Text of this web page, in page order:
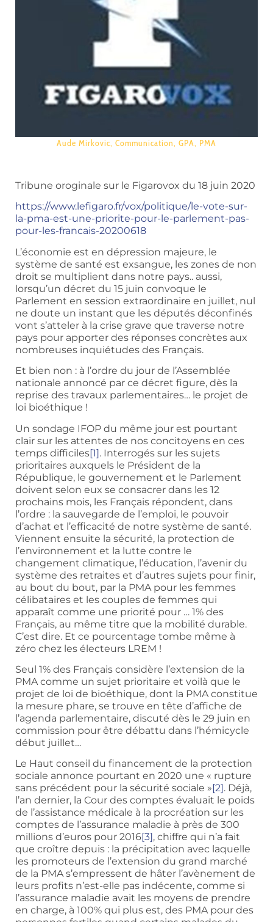
Aude Mirkovic, Communication, GPA, PMA
Tribune oroginale sur le Figarovox du 18 juin 2020
https://www.lefigaro.fr/vox/politique/le-vote-sur-
la-pma-est-une-priorite-pour-le-parlement-pas-
pour-les-francais-20200618
L’économie est en dépression majeure, le
système de santé est exsangue, les zones de non
droit se multiplient dans notre pays.. aussi,
lorsqu’un décret du 15 juin convoque le
Parlement en session extraordinaire en juillet, nul
ne doute un instant que les députés déconfinés
vont s’atteler à la crise grave que traverse notre
pays pour apporter des réponses concrètes aux
nombreuses inquiétudes des Français.
Et bien non : à l’ordre du jour de l’Assemblée
nationale annoncé par ce décret figure, dès la
reprise des travaux parlementaires… le projet de
loi bioéthique !
Un sondage IFOP du même jour est pourtant
clair sur les attentes de nos concitoyens en ces
temps difficiles[1]. Interrogés sur les sujets
prioritaires auxquels le Président de la
République, le gouvernement et le Parlement
doivent selon eux se consacrer dans les 12
prochains mois, les Français répondent, dans
l’ordre : la sauvegarde de l’emploi, le pouvoir
d’achat et l’efficacité de notre système de santé.
Viennent ensuite la sécurité, la protection de
l’environnement et la lutte contre le
changement climatique, l’éducation, l’avenir du
système des retraites et d’autres sujets pour finir,
au bout du bout, par la PMA pour les femmes
célibataires et les couples de femmes qui
apparaît comme une priorité pour … 1% des
Français, au même titre que la mobilité durable.
C’est dire. Et ce pourcentage tombe même à
zéro chez les électeurs LREM !
Seul 1% des Français considère l’extension de la
PMA comme un sujet prioritaire et voilà que le
projet de loi de bioéthique, dont la PMA constitue
la mesure phare, se trouve en tête d’affiche de
l’agenda parlementaire, discuté dès le 29 juin en
commission pour être débattu dans l’hémicycle
début juillet…
Le Haut conseil du financement de la protection
sociale annonce pourtant en 2020 une « rupture
sans précédent pour la sécurité sociale » [2] . Déjà,
l’an dernier, la Cour des comptes évaluait le poids
de l’assistance médicale à la procréation sur les
comptes de l’assurance maladie à près de 300
millions d’euros pour 2016[3] , chiffre qui n’a fait
que croître depuis : la précipitation avec laquelle
les promoteurs de l’extension du grand marché
de la PMA s’empressent de hâter l’avènement de
leurs profits n’est-elle pas indécente, comme si
l’assurance maladie avait les moyens de prendre
en charge, à 100% qui plus est, des PMA pour des